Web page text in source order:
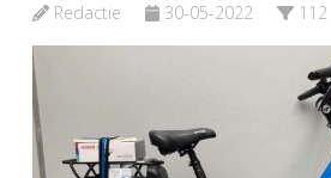
Redactie 30-05-2022 112